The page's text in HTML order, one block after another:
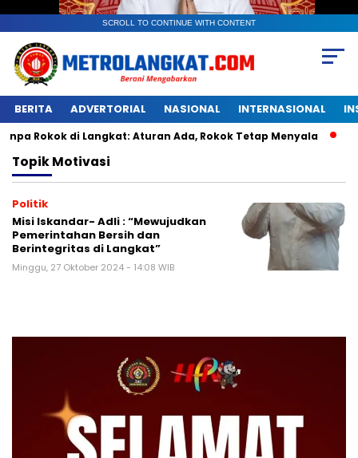
SCROLL TO CONTINUE WITH CONTENT
BERITA ADVERTORIAL NASIONAL INTERNASIONAL
di Langkat: Aturan Ada, Rokok Tetap Menyala
TopikMotivasi
Politik
Misi Iskandar- Adli : “Mewujudkan
Pemerintahan Bersih dan
Berintegritas di Langkat”
Minggu, 27 Oktober 2024 - 14:08 WIB